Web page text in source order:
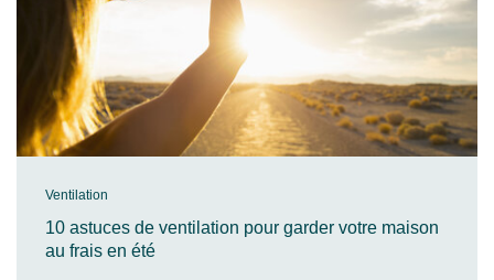
Ventilation
10 astuces de ventilation pour garder votre maison
au frais en été